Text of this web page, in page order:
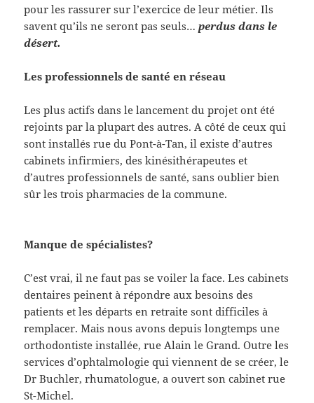
pour les rassurer sur l’exercice de leur métier. Ils
savent qu’ils ne seront pas seuls…perdus dans le
désert.
Les professionnels de santé en réseau
Les plus actifs dans le lancement du projet ont été
rejoints par la plupart des autres. A côté de ceux qui
sont installés rue du Pont-à-Tan, il existe d’autres
cabinets infirmiers, des kinésithérapeutes et
d’autres professionnels de santé, sans oublier bien
sûr les trois pharmacies de la commune.
Manque de spécialistes?
C’est vrai, il ne faut pas se voiler la face. Les cabinets
dentaires peinent à répondre aux besoins des
patients et les départs en retraite sont difficiles à
remplacer. Mais nous avons depuis longtemps une
orthodontiste installée, rue Alain le Grand. Outre les
services d’ophtalmologie qui viennent de se créer, le
Dr Buchler, rhumatologue, a ouvert son cabinet rue
St-Michel.